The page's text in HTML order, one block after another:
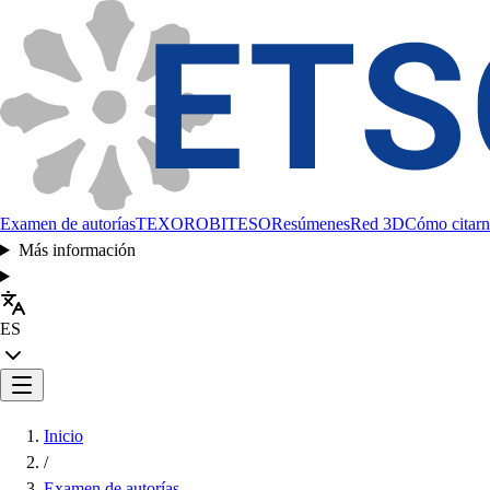
Examen de autoríasTEXOROBITESOResúmenesRed 3DCómo
Más información
ES
Inicio
/